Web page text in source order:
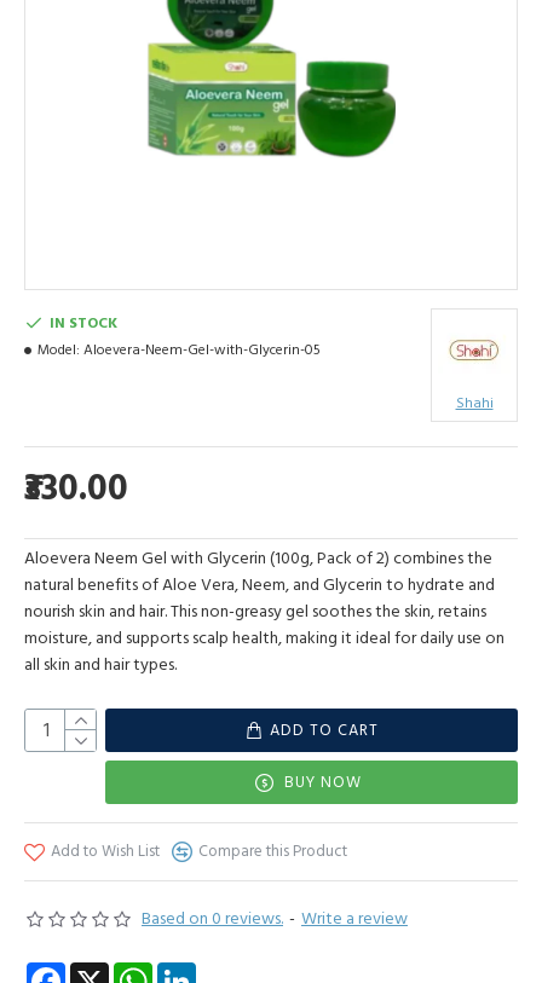
Based on 0 reviews. - Write a review
₹330.00
IN STOCK
Model: Aloevera-Neem-Gel-with-Glycerin-05
Shahi
Aloevera Neem Gel with Glycerin (100g, Pack of 2) combines the
natural benefits of Aloe Vera, Neem, and Glycerin to hydrate and
nourish skin and hair. This non-greasy gel soothes the skin, retains
moisture, and supports scalp health, making it ideal for daily use on
all skin and hair types.
ADD TO CART
BUY NOW
Add to Wish List Compare this Product
Facebook
X WhatsApp